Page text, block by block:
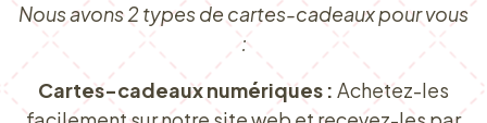
Nous avons 2 types de cartes-cadeaux pour vous
:
Cartes-cadeaux numériques : Achetez-les